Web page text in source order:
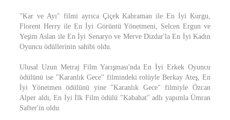
"Kar ve Ayı" filmi ayrıca Çiçek Kahraman ile En İyi Kurgu,
Florent Herry ile En İyi Görüntü Yönetmeni, Selcen Ergun ve
Yeşim Aslan ile En İyi Senaryo ve Merve Dizdar'la En İyi Kadın
Oyuncu ödüllerinin sahibi oldu.
Ulusal Uzun Metraj Film Yarışması'nda En İyi Erkek Oyuncu
ödülünü ise "Karanlık Gece" filmindeki rolüyle Berkay Ateş, En
İyi Yönetmen ödülünü yine "Karanlık Gece" filmiyle Özcan
Alper aldı, En İyi İlk Film ödülü "Kabahat" adlı yapımla Ümran
Safter'in oldu.